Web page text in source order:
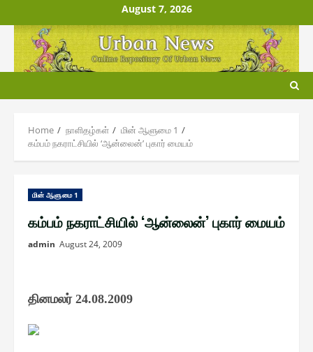
to
content
August 7, 2026
Home நாளிதழ்௧ள்
மின் ஆளுமை 1
கம்பம் நகராட்சியில் ‘ஆன்லைன்’ புகார் மையம்
மின் ஆளுமை 1
கம்பம் நகராட்சியில் ‘ஆன்லைன்’ புகார் மையம்
admin August 24, 2009
தினமலர் 24.08.2009